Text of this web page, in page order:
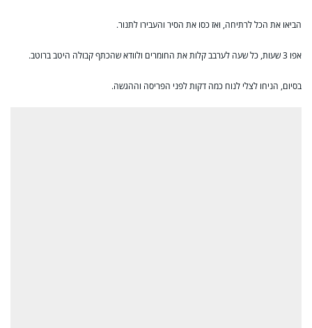
הביאו את הכל לרתיחה, ואז כסו את הסיר והעבירו לתנור.
אפו 3 שעות, כל שעה לערבב קלות את החומרים ולוודא שהכתף קבולה היטב ברוטב.
בסיום, הניחו לצלי לנוח כמה דקות לפני הפריסה וההגשה.